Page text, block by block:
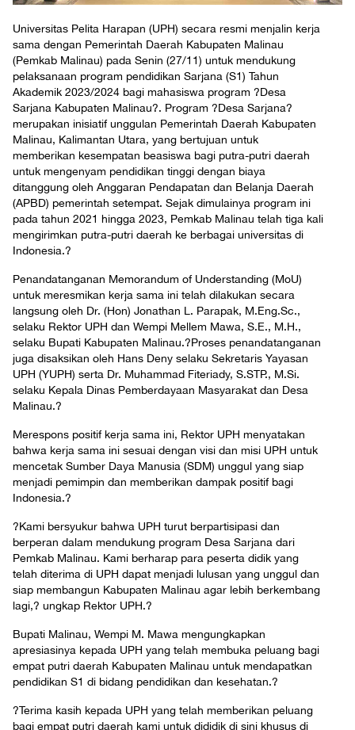
Universitas Pelita Harapan (UPH) secara resmi menjalin kerja
sama dengan Pemerintah Daerah Kabupaten Malinau
(Pemkab Malinau) pada Senin (27/11) untuk mendukung
pelaksanaan program pendidikan Sarjana (S1) Tahun
Akademik 2023/2024 bagi mahasiswa program ?Desa
Sarjana Kabupaten Malinau?. Program ?Desa Sarjana?
merupakan inisiatif unggulan Pemerintah Daerah Kabupaten
Malinau, Kalimantan Utara, yang bertujuan untuk
memberikan kesempatan beasiswa bagi putra-putri daerah
untuk mengenyam pendidikan tinggi dengan biaya
ditanggung oleh Anggaran Pendapatan dan Belanja Daerah
(APBD) pemerintah setempat. Sejak dimulainya program ini
pada tahun 2021 hingga 2023, Pemkab Malinau telah tiga kali
mengirimkan putra-putri daerah ke berbagai universitas di
Indonesia.?
Penandatanganan Memorandum of Understanding (MoU)
untuk meresmikan kerja sama ini telah dilakukan secara
langsung oleh Dr. (Hon) Jonathan L. Parapak, M.Eng.Sc.,
selaku Rektor UPH dan Wempi Mellem Mawa, S.E., M.H.,
selaku Bupati Kabupaten Malinau.?Proses penandatanganan
juga disaksikan oleh Hans Deny selaku Sekretaris Yayasan
UPH (YUPH) serta Dr. Muhammad Fiteriady, S.STP., M.Si.
selaku Kepala Dinas Pemberdayaan Masyarakat dan Desa
Malinau.?
Merespons positif kerja sama ini, Rektor UPH menyatakan
bahwa kerja sama ini sesuai dengan visi dan misi UPH untuk
mencetak Sumber Daya Manusia (SDM) unggul yang siap
menjadi pemimpin dan memberikan dampak positif bagi
Indonesia.?
?Kami bersyukur bahwa UPH turut berpartisipasi dan
berperan dalam mendukung program Desa Sarjana dari
Pemkab Malinau. Kami berharap para peserta didik yang
telah diterima di UPH dapat menjadi lulusan yang unggul dan
siap membangun Kabupaten Malinau agar lebih berkembang
lagi,? ungkap Rektor UPH.?
Bupati Malinau, Wempi M. Mawa mengungkapkan
apresiasinya kepada UPH yang telah membuka peluang bagi
empat putri daerah Kabupaten Malinau untuk mendapatkan
pendidikan S1 di bidang pendidikan dan kesehatan.?
?Terima kasih kepada UPH yang telah memberikan peluang
bagi empat putri daerah kami untuk dididik di sini khusus di